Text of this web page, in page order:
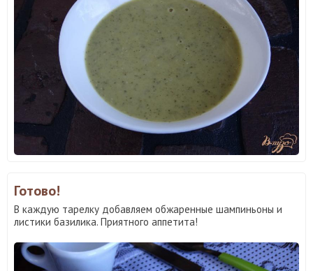
Готово!
В каждую тарелку добавляем обжаренные шампиньоны и
листики базилика. Приятного аппетита!